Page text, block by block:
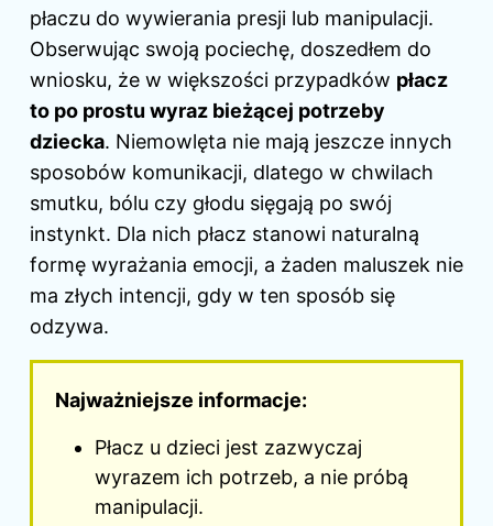
płaczu do wywierania presji lub manipulacji.
Obserwując swoją pociechę, doszedłem do
wniosku, że w większości przypadków płacz
to po prostu wyraz bieżącej potrzeby
dziecka. Niemowlęta nie mają jeszcze innych
sposobów komunikacji, dlatego w chwilach
smutku, bólu czy głodu sięgają po swój
instynkt. Dla nich płacz stanowi naturalną
formę wyrażania emocji, a żaden maluszek nie
ma złych intencji, gdy w ten sposób się
odzywa.
Najważniejsze informacje:
Płacz u dzieci jest zazwyczaj
wyrazem ich potrzeb, a nie próbą
manipulacji.